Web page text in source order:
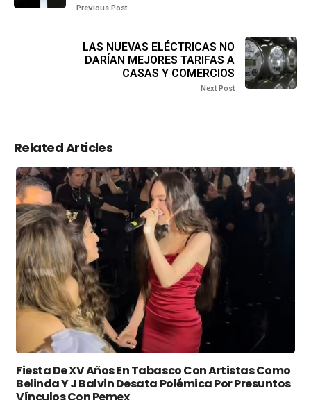
Previous Post
LAS NUEVAS ELÉCTRICAS NO
DARÍAN MEJORES TARIFAS A
CASAS Y COMERCIOS
Next Post
Related Articles
Fiesta De XV Años En Tabasco Con Artistas Como
Belinda Y J Balvin Desata Polémica Por Presuntos